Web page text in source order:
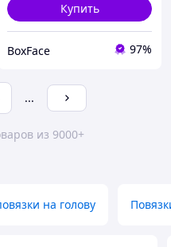
Купить
BoxFace 97%
...
из 9000+
на голову